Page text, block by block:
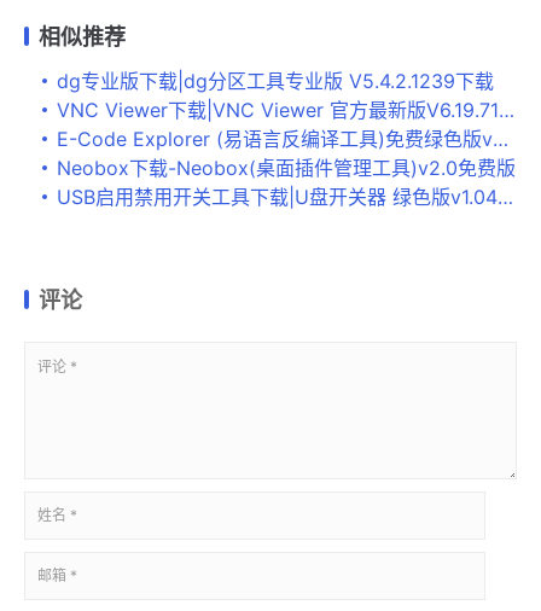
相似推荐
dg专业版下载|dg分区工具专业版 V5.4.2.1239下载
VNC Viewer下载|VNC Viewer 官方最新版V6.19.715 32位+64位下载
E-Code Explorer (易语言反编译工具)免费绿色版v2.2下载
Neobox下载-Neobox(桌面插件管理工具)v2.0免费版
USB启用禁用开关工具下载|U盘开关器 绿色版v1.04下载
评论